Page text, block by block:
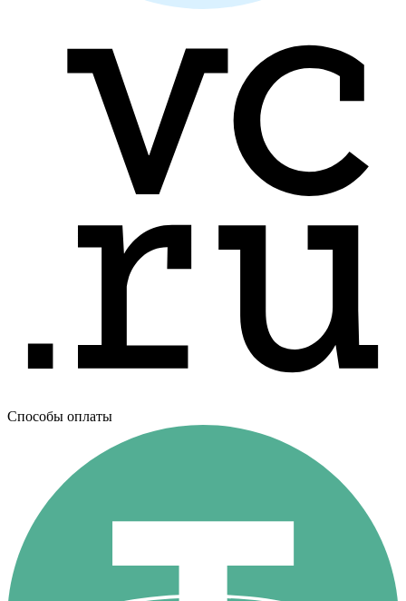
Способы оплаты